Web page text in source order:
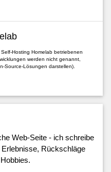
Hosting Homelab betriebenen
werden nicht genannt,
Source-Lösungen darstellen).
Web-Seite - ich schreibe
Rückschläge